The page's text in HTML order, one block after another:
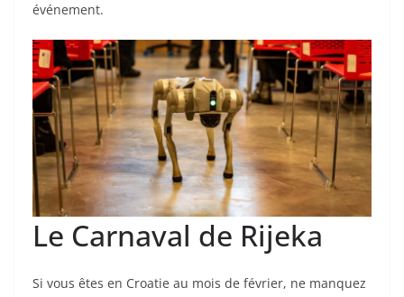
événement.
Le Carnaval de Rijeka
Si vous êtes en Croatie au mois de février, ne manquez